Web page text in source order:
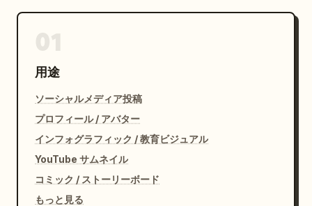
用途
ソーシャルメディア投稿
プロフィール / アバター
インフォグラフィック / 教育ビジュアル
YouTube サムネイル
コミック / ストーリーボード
もっと見る